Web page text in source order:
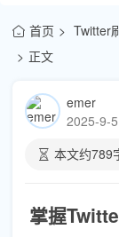
首页
Twitter
正文
emer
2025-9-
本文约789
掌握